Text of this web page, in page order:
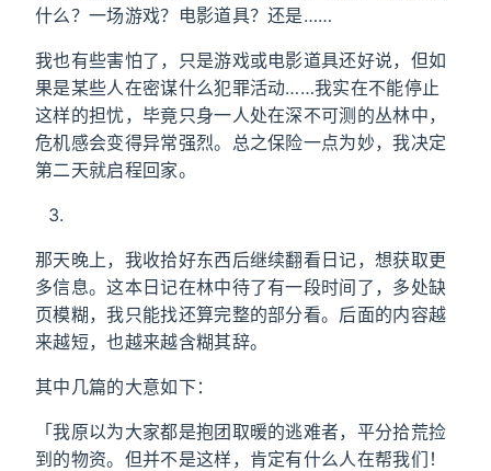
什么？一场游戏？电影道具？还是……
我也有些害怕了，只是游戏或电影道具还好说，但如
果是某些人在密谋什么犯罪活动……我实在不能停止
这样的担忧，毕竟只身一人处在深不可测的丛林中，
危机感会变得异常强烈。总之保险一点为妙，我决定
第二天就启程回家。
那天晚上，我收拾好东西后继续翻看日记，想获取更
多信息。这本日记在林中待了有一段时间了，多处缺
页模糊，我只能找还算完整的部分看。后面的内容越
来越短，也越来越含糊其辞。
其中几篇的大意如下：
「我原以为大家都是抱团取暖的逃难者，平分拾荒捡
到的物资。但并不是这样，肯定有什么人在帮我们！